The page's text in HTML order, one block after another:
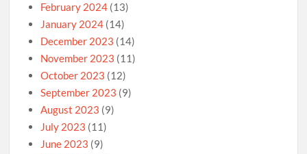
February 2024 (13)
January 2024 (14)
December 2023 (14)
November 2023 (11)
October 2023 (12)
September 2023 (9)
August 2023 (9)
July 2023 (11)
June 2023 (9)